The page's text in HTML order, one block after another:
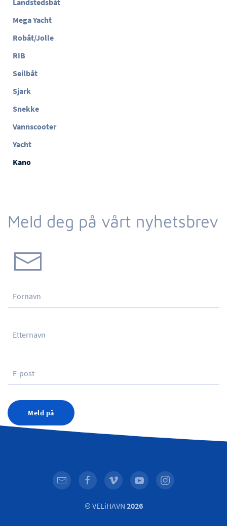
Landstedsbåt
Mega Yacht
Robåt/Jolle
RIB
Seilbåt
Sjark
Snekke
Vannscooter
Yacht
Kano
Meld deg på vårt nyhetsbrev
Meld på
© VELiHAVN 2026